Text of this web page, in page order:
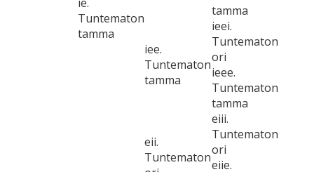
Tuntematon
tamma
tamma
iee.
Tuntematon
tamma
ieei.
Tuntematon
ori
ieee.
Tuntematon
tamma
eii.
Tuntematon
eiii.
Tuntematon
ori
eiie.